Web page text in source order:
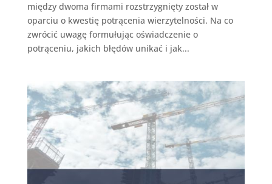
między dwoma firmami rozstrzygnięty został w
oparciu o kwestię potrącenia wierzytelności. Na co
zwrócić uwagę formułując oświadczenie o
potrąceniu, jakich błędów unikać i jak...